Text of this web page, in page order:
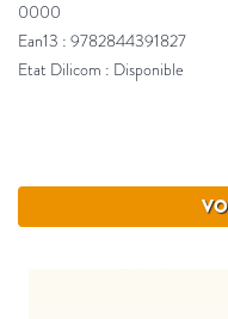
0000
Ean13 : 9782844391827
Etat Dilicom : Disponible